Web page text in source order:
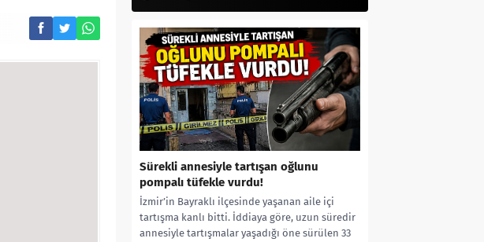
Sürekli annesiyle tartışan oğlunu
pompalı tüfekle vurdu!
İzmir’in Bayraklı ilçesinde yaşanan aile içi
tartışma kanlı bitti. İddiaya göre, uzun süredir
annesiyle tartışmalar yaşadığı öne sürülen 33